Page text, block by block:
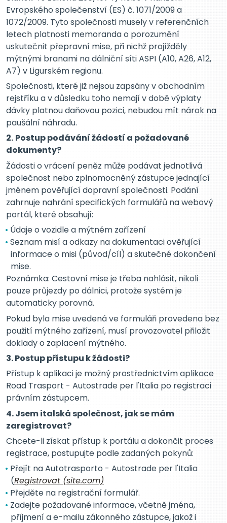
Evropského společenství (ES) č. 1071/2009 a
1072/2009. Tyto společnosti musely v referenčních
letech platnosti memoranda o porozumění
uskutečnit přepravní mise, při nichž projížděly
mýtnými branami na dálniční síti ASPI (A10, A26, A12,
A7) v Ligurském regionu.
Společnosti, které již nejsou zapsány v obchodním
rejstříku a v důsledku toho nemají v době výplaty
dávky platnou daňovou pozici, nebudou mít nárok na
paušální náhradu.
2. Postup podávání žádostí a požadované
dokumenty?
Žádosti o vrácení peněz může podávat jednotlivá
společnost nebo zplnomocněný zástupce jednající
jménem pověřující dopravní společnosti. Podání
zahrnuje nahrání specifických formulářů na webový
portál, které obsahují:
Údaje o vozidle a mýtném zařízení
Seznam misí a odkazy na dokumentaci ověřující
informace o misi (původ/cíl) a skutečné dokončení
mise.
Poznámka: Cestovní mise je třeba nahlásit, nikoli
pouze průjezdy po dálnici, protože systém je
automaticky porovná.
Pokud byla mise uvedená ve formuláři provedena bez
použití mýtného zařízení, musí provozovatel přiložit
doklady o zaplacení mýtného.
3. Postup přístupu k žádosti?
Přístup k aplikaci je možný prostřednictvím aplikace
Road Trasport - Autostrade per l'Italia po registraci
právním zástupcem.
4. Jsem italská společnost, jak se mám
zaregistrovat?
Chcete-li získat přístup k portálu a dokončit proces
registrace, postupujte podle zadaných pokynů:
Přejít na Autotrasporto - Autostrade per l'Italia
(Registrovat (site.com)
Přejděte na registrační formulář.
Zadejte požadované informace, včetně jména,
příjmení a e-mailu zákonného zástupce, jakož i